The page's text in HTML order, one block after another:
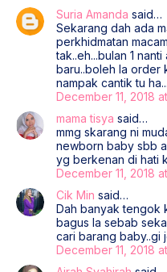
Suria Amanda said…
Sekarang dah ada
perkhidmatan
tak..eh...bulan 1
baru..boleh la order
nampak cantik tu ha...
December 11, 2018
mama tisya said…
mmg skarang ni
newborn baby sbb
yg berkenan di hati
December 11, 2018
Cik Min said…
Dah banyak tengok
bagus la sebab
cari barang baby..gi
December 11, 2018 at